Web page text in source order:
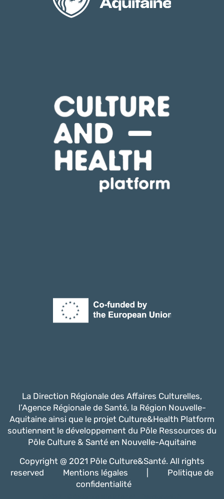
La Direction Régionale des Affaires Culturelles,
l’Agence Régionale de Santé, la Région Nouvelle-
Aquitaine ainsi que le projet Culture&Health Platform
soutiennent le développement du Pôle Ressources du
Pôle Culture & Santé en Nouvelle-Aquitaine
Copyright @ 2021 Pôle Culture&Santé. All rights
reserved
Mentions légales
Politique de
confidentialité